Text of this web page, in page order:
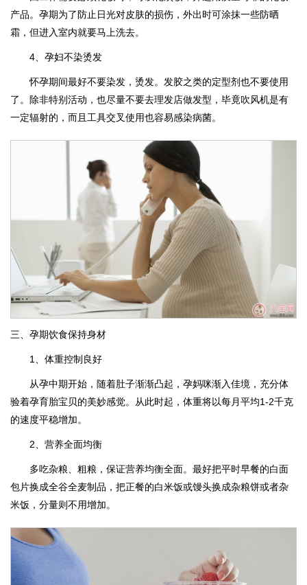
产品。孕期为了防止日光对皮肤的损伤，外出时可涂抹一些防晒
霜，但进入室内就要马上洗去。
4、孕妇不染烫发
怀孕期间最好不要染发，烫发。发胶之类的定型剂也不要使用
了。除非特别活动，也尽量不要去理发店做发型，毕竟吹风机是有
一定辐射的，而且工具交叉使用也容易感染病菌。
三、孕期饮食保持身材
1、体重控制良好
从孕中期开始，随着肚子渐渐凸起，孕妈咪渐入佳境，充分体
验着孕育胎宝贝的美妙感觉。从此时起，体重将以每月平均1-2千克
的速度平稳增加。
2、营养全面均衡
多吃杂粮、粗粮，保证营养均衡全面。最好把平时早餐的白面
包片换成全谷全麦制品，把正餐的白米饭或馒头换成杂粮饼或者杂
米饭，分量则不用增加。